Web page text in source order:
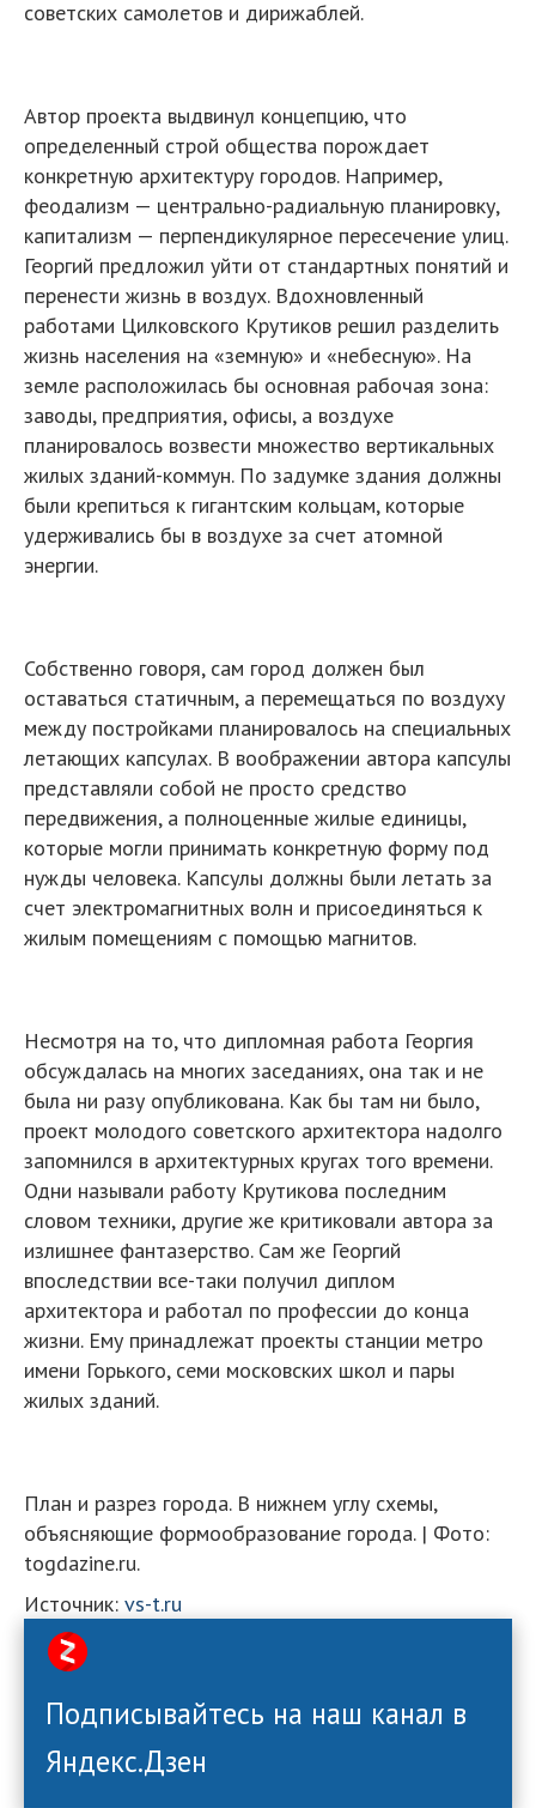
советских самолетов и дирижаблей.
Автор проекта выдвинул концепцию, что
определенный строй общества порождает
конкретную архитектуру городов. Например,
феодализм — центрально-радиальную планировку,
капитализм — перпендикулярное пересечение улиц.
Георгий предложил уйти от стандартных понятий и
перенести жизнь в воздух. Вдохновленный
работами Цилковского Крутиков решил разделить
жизнь населения на «земную» и «небесную». На
земле расположилась бы основная рабочая зона:
заводы, предприятия, офисы, а воздухе
планировалось возвести множество вертикальных
жилых зданий-коммун. По задумке здания должны
были крепиться к гигантским кольцам, которые
удерживались бы в воздухе за счет атомной
энергии.
Собственно говоря, сам город должен был
оставаться статичным, а перемещаться по воздуху
между постройками планировалось на специальных
летающих капсулах. В воображении автора капсулы
представляли собой не просто средство
передвижения, а полноценные жилые единицы,
которые могли принимать конкретную форму под
нужды человека. Капсулы должны были летать за
счет электромагнитных волн и присоединяться к
жилым помещениям с помощью магнитов.
Несмотря на то, что дипломная работа Георгия
обсуждалась на многих заседаниях, она так и не
была ни разу опубликована. Как бы там ни было,
проект молодого советского архитектора надолго
запомнился в архитектурных кругах того времени.
Одни называли работу Крутикова последним
словом техники, другие же критиковали автора за
излишнее фантазерство. Сам же Георгий
впоследствии все-таки получил диплом
архитектора и работал по профессии до конца
жизни. Ему принадлежат проекты станции метро
имени Горького, семи московских школ и пары
жилых зданий.
План и разрез города. В нижнем углу схемы,
объясняющие формообразование города. | Фото:
togdazine.ru.
Источник: vs-t.ru
Подписывайтесь на наш канал в
Яндекс.Дзен